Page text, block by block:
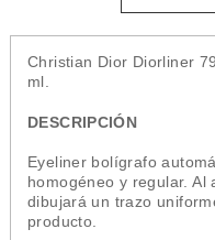
Christian Dior Diorliner
ml.
DESCRIPCIÓN
Eyeliner bolígrafo
homogéneo y regular.
dibujará un trazo
producto.